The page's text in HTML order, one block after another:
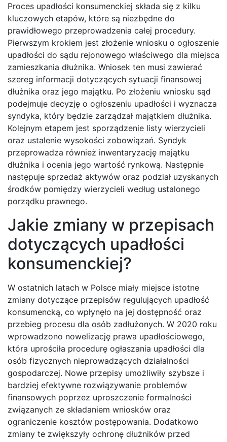
Proces upadłości konsumenckiej składa się z kilku
kluczowych etapów, które są niezbędne do
prawidłowego przeprowadzenia całej procedury.
Pierwszym krokiem jest złożenie wniosku o ogłoszenie
upadłości do sądu rejonowego właściwego dla miejsca
zamieszkania dłużnika. Wniosek ten musi zawierać
szereg informacji dotyczących sytuacji finansowej
dłużnika oraz jego majątku. Po złożeniu wniosku sąd
podejmuje decyzję o ogłoszeniu upadłości i wyznacza
syndyka, który będzie zarządzał majątkiem dłużnika.
Kolejnym etapem jest sporządzenie listy wierzycieli
oraz ustalenie wysokości zobowiązań. Syndyk
przeprowadza również inwentaryzację majątku
dłużnika i ocenia jego wartość rynkową. Następnie
następuje sprzedaż aktywów oraz podział uzyskanych
środków pomiędzy wierzycieli według ustalonego
porządku prawnego.
Jakie zmiany w przepisach
dotyczących upadłości
konsumenckiej?
W ostatnich latach w Polsce miały miejsce istotne
zmiany dotyczące przepisów regulujących upadłość
konsumencką, co wpłynęło na jej dostępność oraz
przebieg procesu dla osób zadłużonych. W 2020 roku
wprowadzono nowelizację prawa upadłościowego,
która uprościła procedurę ogłaszania upadłości dla
osób fizycznych nieprowadzących działalności
gospodarczej. Nowe przepisy umożliwiły szybsze i
bardziej efektywne rozwiązywanie problemów
finansowych poprzez uproszczenie formalności
związanych ze składaniem wniosków oraz
ograniczenie kosztów postępowania. Dodatkowo
zmiany te zwiększyły ochronę dłużników przed